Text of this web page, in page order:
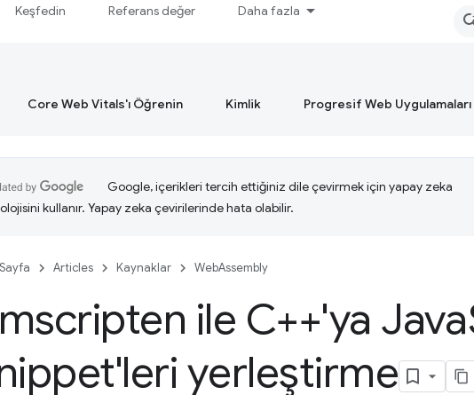
Keşfedin Referans değer Daha fazla
Core Web Vitals'ı Öğrenin Kimlik Progresif Web Uygulamaları
Google, içerikleri tercih ettiğiniz dile çevirmek için yapay zeka
kullanır. Yapay zeka çevirilerinde hata olabilir.
Articles Kaynaklar WebAssembly
ile C++'ya Java
yerleştirme